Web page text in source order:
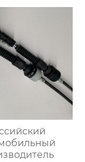
щетки
для
7 щеток